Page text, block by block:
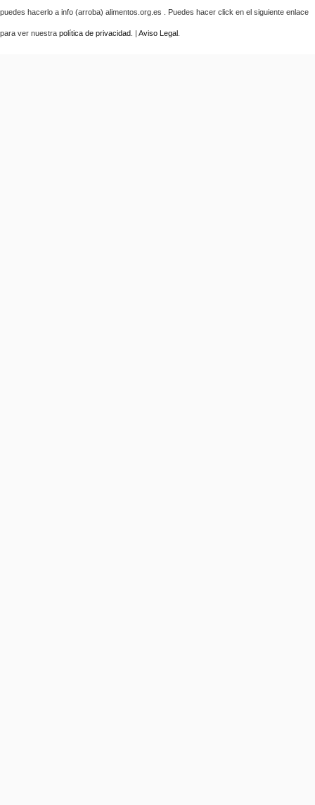
puedes hacerlo a info (arroba) alimentos.org.es . Puedes hacer click en el siguiente enlace
para ver nuestra política de privacidad . | Aviso Legal